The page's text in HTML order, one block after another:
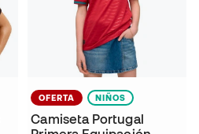
OFERTA NIÑOS
Camiseta Portugal